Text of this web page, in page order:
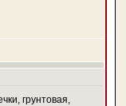
грунтовая,